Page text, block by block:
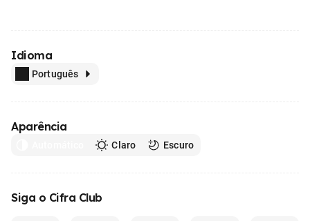
Idioma
Português
Aparência
Claro Escuro
Siga o Cifra Club